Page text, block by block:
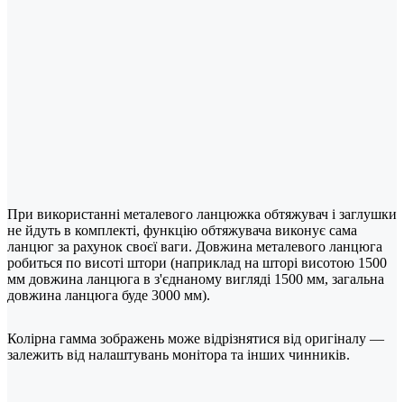
При використанні металевого ланцюжка обтяжувач і заглушки
не йдуть в комплекті, функцію обтяжувача виконує сама
ланцюг за рахунок своєї ваги. Довжина металевого ланцюга
робиться по висоті штори (наприклад на шторі висотою 1500
мм довжина ланцюга в з'єднаному вигляді 1500 мм, загальна
довжина ланцюга буде 3000 мм).
Колірна гамма зображень може відрізнятися від оригіналу —
залежить від налаштувань монітора та інших чинників.